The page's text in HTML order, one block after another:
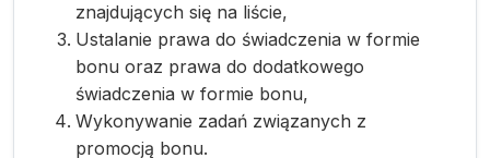
znajdujących się na liście,
Ustalanie prawa do świadczenia w formie
bonu oraz prawa do dodatkowego
świadczenia w formie bonu,
Wykonywanie zadań związanych z
promocją bonu.